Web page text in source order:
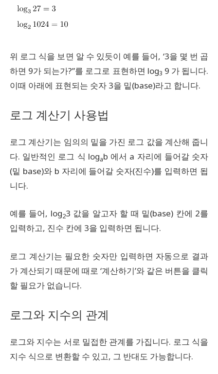
위 로그 식을 보면 알 수 있듯이 예를 들어, ‘3을 몇 번 곱
하면 9가 되는가?”를 로그로 표현하면 log3 9 가 됩니다.
이때 아래에 표현되는 숫자 3을 밑(base)라고 합니다.
로그 계산기 사용법
로그 계산기는 임의의 밑을 가진 로그 값을 계산해 줍니
다. 일반적인 로그 식 logab 에서 a 자리에 들어갈 숫자
(밑 base)와 b 자리에 들어갈 숫자(진수)를 입력하면 됩
니다.
예를 들어, log23 값을 알고자 할 때 밑(base) 칸에 2를
입력하고, 진수 칸에 3을 입력하면 됩니다.
로그 계산기는 필요한 숫자만 입력하면 자동으로 결과
가 계산되기 때문에 때로 ‘계산하기’와 같은 버튼을 클릭
할 필요가 없습니다.
로그와 지수의 관계
로그와 지수는 서로 밀접한 관계를 가집니다. 로그 식을
지수 식으로 변환할 수 있고, 그 반대도 가능합니다.